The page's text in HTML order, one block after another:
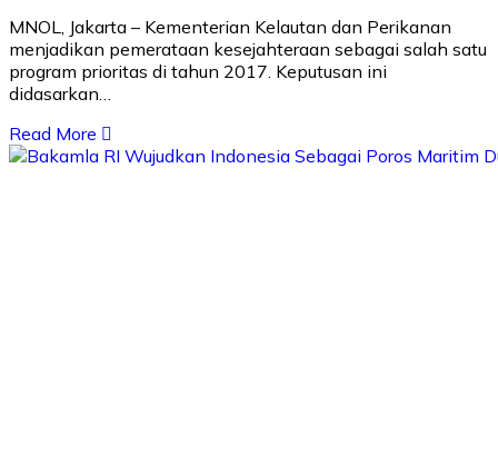
MNOL, Jakarta – Kementerian Kelautan dan Perikanan
menjadikan pemerataan kesejahteraan sebagai salah satu
program prioritas di tahun 2017. Keputusan ini
didasarkan…
Read More